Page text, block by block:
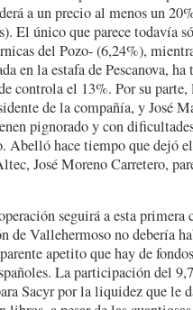
a un precio al menos un
El único que parece todavía
del Pozo- (6,24%),
en la estafa de Pescanova,
controla el 13%. Por su parte,
de la compañía, y José
pignorado y con
Abelló hace tiempo que dejó
José Moreno Carretero,
seguirá a esta
de Vallehermoso no debería
apetito que hay de
La participación del
Sacyr por la liquidez que le